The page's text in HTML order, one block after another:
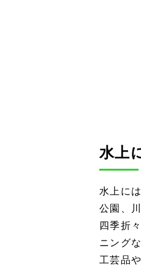
水上
水上に
公園、
四季折
ニング
工芸品